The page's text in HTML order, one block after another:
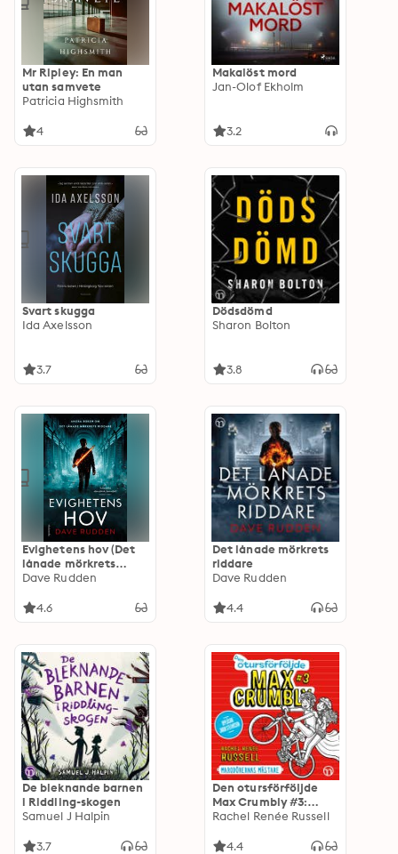
Mr Ripley: En man
utan samvete
Patricia Highsmith
4
Makalöst mord
Jan-Olof Ekholm
3.2
Svart skugga
Ida Axelsson
3.7
Dödsdömd
Sharon Bolton
3.8
Evighetens hov (Det
lånade mörkrets
riddare #2)
Dave Rudden
4.6
Det lånade mörkrets
riddare
Dave Rudden
4.4
De bleknande barnen
i Riddling-skogen
Samuel J Halpin
3.7
Den otursförföljde
Max Crumbly #3:
Marodörernas
Rachel Renée Russell
4.4